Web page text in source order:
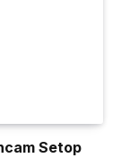
Setop